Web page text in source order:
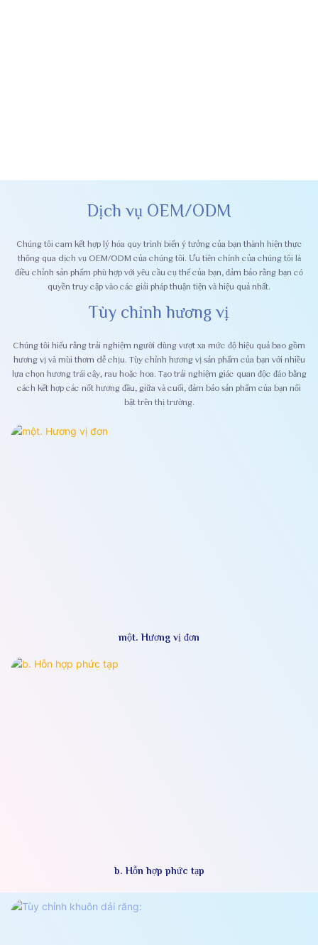
Dịch vụ OEM/ODM
Chúng tôi cam kết hợp lý hóa quy trình biến ý tưởng của bạn thành hiện thực
thông qua dịch vụ OEM/ODM của chúng tôi. Ưu tiên chính của chúng tôi là
điều chỉnh sản phẩm phù hợp với yêu cầu cụ thể của bạn, đảm bảo rằng bạn có
quyền truy cập vào các giải pháp thuận tiện và hiệu quả nhất.
Tùy chỉnh hương vị
Chúng tôi hiểu rằng trải nghiệm người dùng vượt xa mức độ hiệu quả bao gồm
hương vị và mùi thơm dễ chịu. Tùy chỉnh hương vị sản phẩm của bạn với nhiều
lựa chọn hương trái cây, rau hoặc hoa. Tạo trải nghiệm giác quan độc đáo bằng
cách kết hợp các nốt hương đầu, giữa và cuối, đảm bảo sản phẩm của bạn nổi
bật trên thị trường.
một. Hương vị đơn
b. Hỗn hợp phức tạp